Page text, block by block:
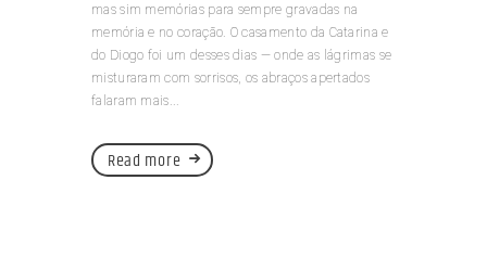
mas sim memórias para sempre gravadas na
memória e no coração. O casamento da Catarina e
do Diogo foi um desses dias — onde as lágrimas se
misturaram com sorrisos, os abraços apertados
falaram mais...
Read more